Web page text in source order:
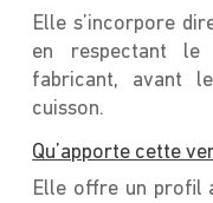
Elle s’incorpore
en respectant le
fabricant, avant
cuisson.
Qu’apporte cette
Elle offre un profil